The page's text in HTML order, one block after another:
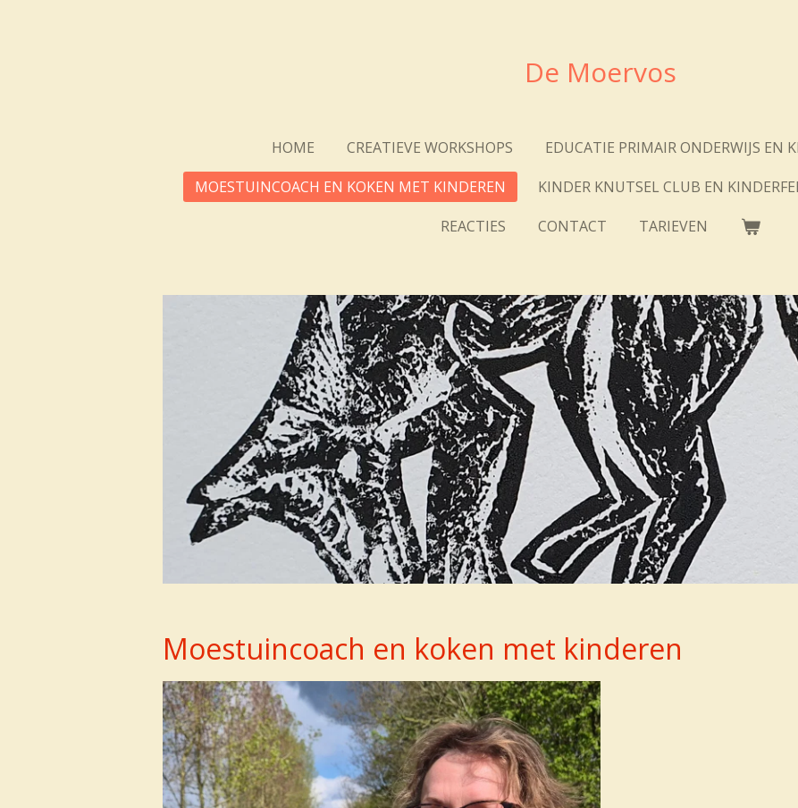
De Moervos
HOME CREATIEVE WORKSHOPS
EDUCATIE PRIMAIR ONDERWIJS EN
MOESTUINCOACH EN KOKEN MET KINDEREN
KINDER KNUTSEL CLUB EN
REACTIES
CONTACT TARIEVEN
Moestuincoach en koken met kinderen